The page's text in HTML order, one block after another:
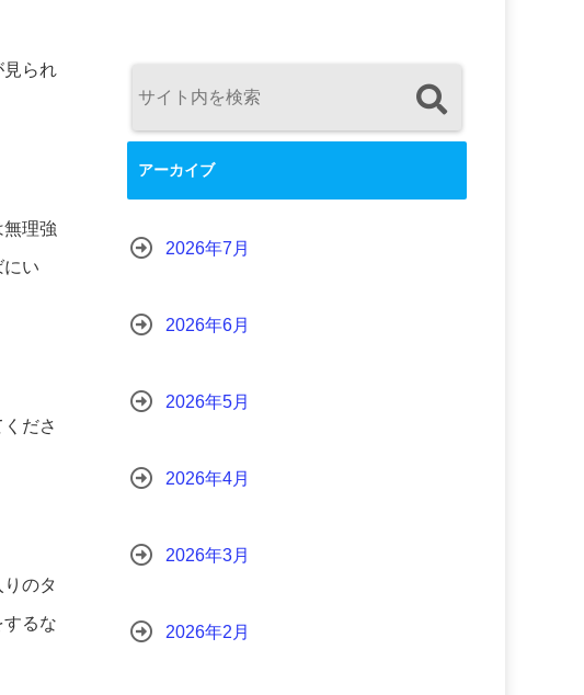
見られ
理強
い
くださ
のタ
るな
アーカイブ
2026年7月
2026年6月
2026年5月
2026年4月
2026年3月
2026年2月